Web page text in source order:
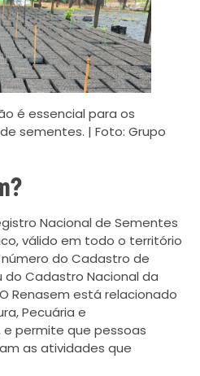
é essencial para os
sementes. | Foto: Grupo
Nacional de Sementes
válido em todo o território
do Cadastro de
do Cadastro Nacional da
Renasem está relacionado
Pecuária e
e permite que pessoas
as atividades que